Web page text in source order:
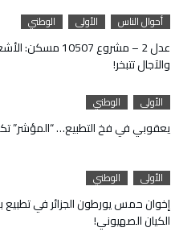
أحوال الناس الأولى الوطني
عدل 2 – مشروع 10507
والآجال تتبخر!
الأولى الوطني
يعقوبي في فخ التطبيع… “المؤشر”
الأولى الوطني
إخوان حمس يورطون الجزائر في تطبيع
الكيان الصهيوني!